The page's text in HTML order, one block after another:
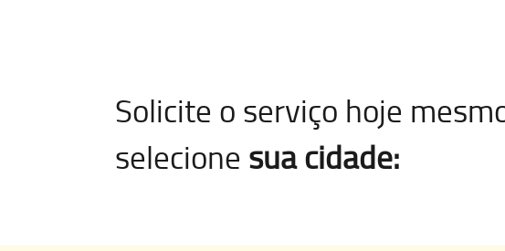
Solicite o serviço hoje
selecione sua cidade: